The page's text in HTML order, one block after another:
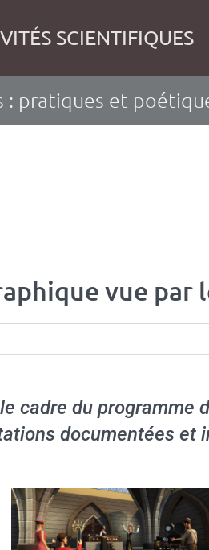
SCIENTIFIQUES
: pratiques et
vue par
cadre du programme
documentées et